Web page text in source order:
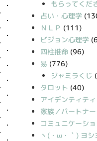
もらってくだ
占い・心理学
ＮＬＰ (111)
ビジョン心理学
四柱推命 (96)
易 (776)
ジャミラくじ
タロット (40)
アイデンティテ
家族／パートナ
コミュニケーシ
丶(・ω・｀) ヨシ